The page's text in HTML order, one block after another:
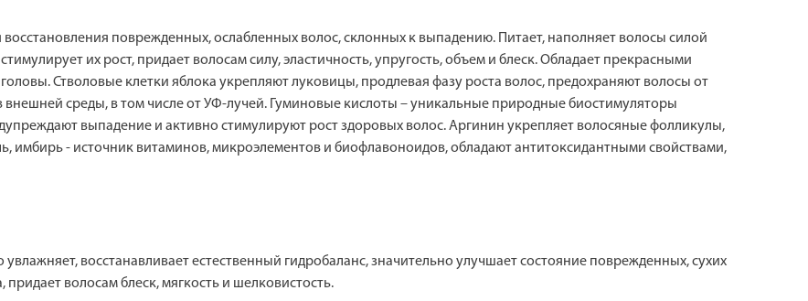
поврежденных, ослабленных волос, склонных к выпадению. Питает, наполняет волосы силой
их рост, придает волосам силу, эластичность, упругость, объем и блеск. Обладает прекрасными
Стволовые клетки яблока укрепляют луковицы, продлевая фазу роста волос, предохраняют волосы от
среды, в том числе от УФ-лучей. Гуминовые кислоты – уникальные природные биостимуляторы
выпадение и активно стимулируют рост здоровых волос. Аргинин укрепляет волосяные фолликулы,
имбирь - источник витаминов, микроэлементов и биофлавоноидов, обладают антитоксидантными свойствами,
восстанавливает естественный гидробаланс, значительно улучшает состояние поврежденных, сухих
волосам блеск, мягкость и шелковистость.